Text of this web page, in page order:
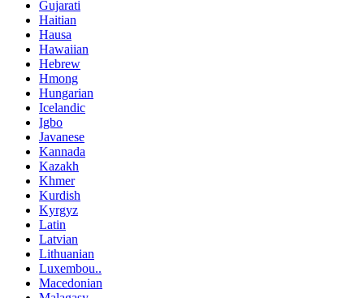
Gujarati
Haitian
Hausa
Hawaiian
Hebrew
Hmong
Hungarian
Icelandic
Igbo
Javanese
Kannada
Kazakh
Khmer
Kurdish
Kyrgyz
Latin
Latvian
Lithuanian
Luxembou..
Macedonian